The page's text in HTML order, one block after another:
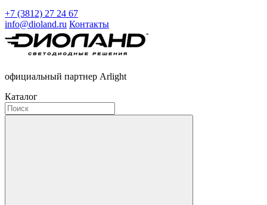
+7 (3812) 27 24 67
info@dioland.ru Контакты
официальный партнер Arlight
Каталог